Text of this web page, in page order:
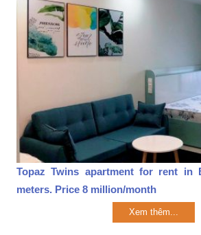
Topaz Twins apartment for rent in
meters. Price 8 million/month
Xem thêm...